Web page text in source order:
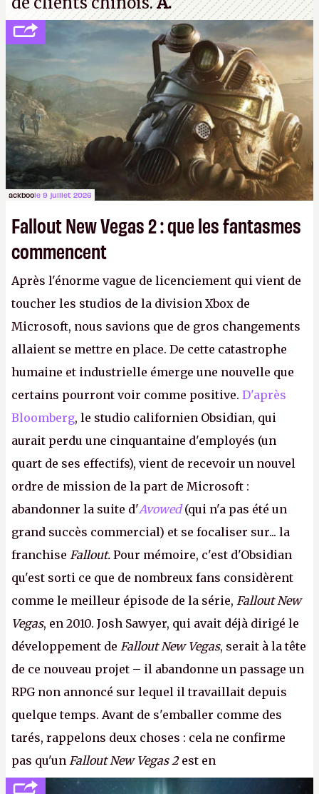
ackboole 9 juillet 2026
Fallout New Vegas 2 : que les fantasmes
commencent
Après l'énorme vague de licenciement qui vient de
toucher les studios de la division Xbox de
Microsoft, nous savions que de gros changements
allaient se mettre en place. De cette catastrophe
humaine et industrielle émerge une nouvelle que
certains pourront voir comme positive. D'après
Bloomberg, le studio californien Obsidian, qui
aurait perdu une cinquantaine d'employés (un
quart de ses effectifs), vient de recevoir un nouvel
ordre de mission de la part de Microsoft :
abandonner la suite d'Avowed(qui n'a pas été un
grand succès commercial) et se focaliser sur... la
franchise Fallout. Pour mémoire, c'est d'Obsidian
qu'est sorti ce que de nombreux fans considèrent
comme le meilleur épisode de la série, Fallout New
Vegas, en 2010. Josh Sawyer, qui avait déjà dirigé le
développement de Fallout New Vegas, serait à la tête
de ce nouveau projet – il abandonne un passage un
RPG non annoncé sur lequel il travaillait depuis
quelque temps. Avant de s'emballer comme des
tarés, rappelons deux choses : cela ne confirme
pas qu'un Fallout New Vegas 2est en
développement (pour ce que l'on sait, ils bossent